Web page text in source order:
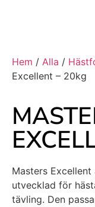
Hem / Alla /
Excellent – 20kg
Masters
utvecklad för
tävling. Den